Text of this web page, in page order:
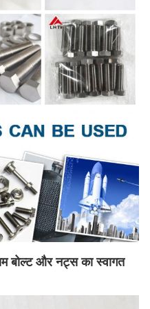
बोल्ट और नट्स का स्वागत